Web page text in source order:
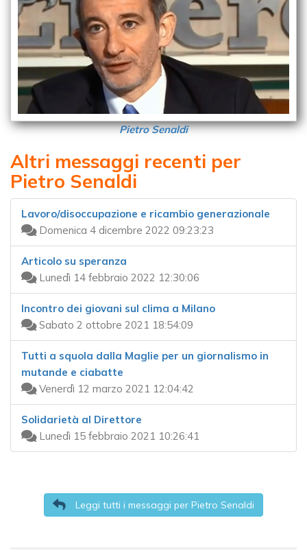
Pietro Senaldi
Altri messaggi recenti per
Pietro Senaldi
Lavoro/disoccupazione e ricambio generazionale
Domenica 4 dicembre 2022 09:23:23
Articolo su speranza
Lunedì 14 febbraio 2022 12:30:06
Incontro dei giovani sul clima a Milano
Sabato 2 ottobre 2021 18:54:09
Tutti a squola dalla Maglie per un giornalismo in
mutande e ciabatte
Venerdì 12 marzo 2021 12:04:42
Solidarietà al Direttore
Lunedì 15 febbraio 2021 10:26:41
Leggi tutti i messaggi per Pietro Senaldi